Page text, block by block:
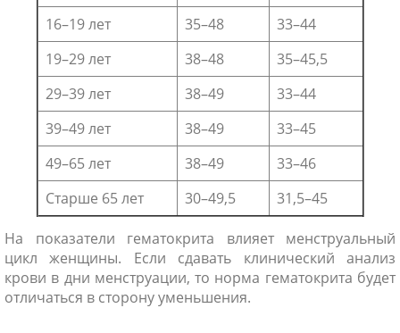
16–19 лет
35–48
33–44
19–29 лет
38–48
35–45,5
29–39 лет
38–49
33–44
39–49 лет
38–49
33–45
49–65 лет
38–49
33–46
Старше 65 лет
30–49,5 31,5–45
На показатели гематокрита влияет менструальный
цикл женщины. Если сдавать клинический анализ
крови в дни менструации, то норма гематокрита будет
отличаться в сторону уменьшения.